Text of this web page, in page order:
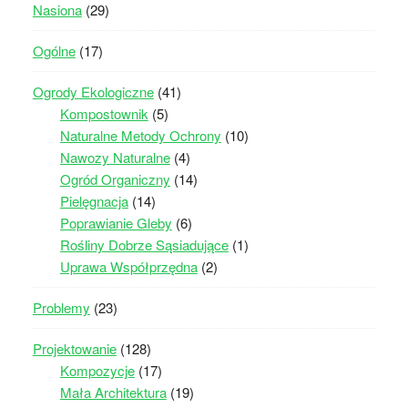
Nasiona(29)
Ogólne(17)
Ogrody Ekologiczne(41)
Kompostownik (5)
Naturalne Metody Ochrony (10)
Nawozy Naturalne(4)
Ogród Organiczny (14)
Pielęgnacja(14)
Poprawianie Gleby (6)
Rośliny Dobrze Sąsiadujące(1)
Uprawa Współprzędna(2)
Problemy (23)
Projektowanie(128)
Kompozycje(17)
Mała Architektura(19)